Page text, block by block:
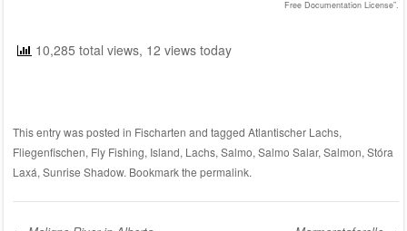
Free Documentation License”.
10,285 total views, 12 views today
This entry was posted in Fischarten and tagged Atlantischer Lachs,
Fliegenfischen, Fly Fishing, Island, Lachs, Salmo, Salmo Salar, Salmon, Stóra
Laxá, Sunrise Shadow. Bookmark the permalink.